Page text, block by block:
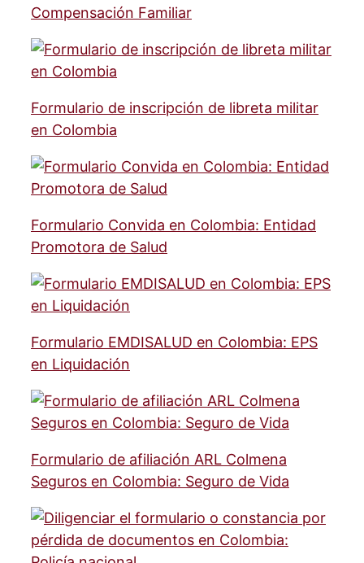
Compensación Familiar
Formulario de inscripción de libreta militar
en Colombia
Formulario Convida en Colombia: Entidad
Promotora de Salud
Formulario EMDISALUD en Colombia: EPS
en Liquidación
Formulario de afiliación ARL Colmena
Seguros en Colombia: Seguro de Vida